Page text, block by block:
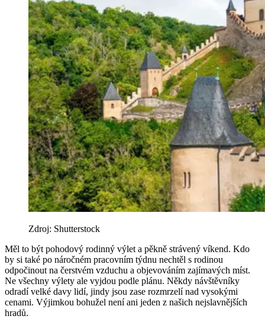
Zdroj: Shutterstock
Měl to být pohodový rodinný výlet a pěkně strávený víkend. Kdo
by si také po náročném pracovním týdnu nechtěl s rodinou
odpočinout na čerstvém vzduchu a objevováním zajímavých míst.
Ne všechny výlety ale vyjdou podle plánu. Někdy návštěvníky
odradí velké davy lidí, jindy jsou zase rozmrzelí nad vysokými
cenami. Výjimkou bohužel není ani jeden z našich nejslavnějších
hradů.